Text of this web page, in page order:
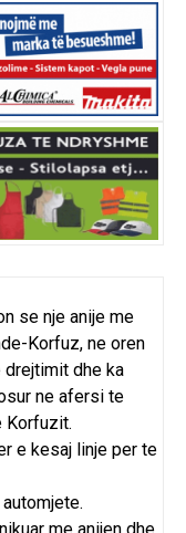
se nje anije me
Korfuz, ne oren
dhe ka
ne afersi te
Korfuzit.
e kesaj linje per te